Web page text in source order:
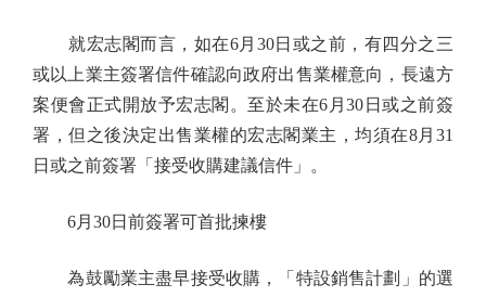
就宏志閣而言，如在6月30日或之前，有四分之三
或以上業主簽署信件確認向政府出售業權意向，長遠方
案便會正式開放予宏志閣。至於未在6月30日或之前簽
署，但之後決定出售業權的宏志閣業主，均須在8月31
日或之前簽署「接受收購建議信件」。
6月30日前簽署可首批揀樓
為鼓勵業主盡早接受收購，「特設銷售計劃」的選